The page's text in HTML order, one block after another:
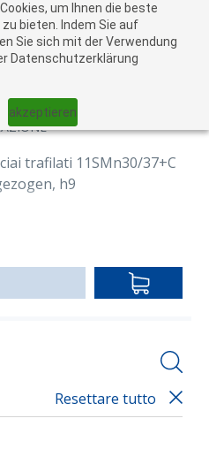
um Ihnen die beste
bieten. Indem Sie auf
Sie sich mit der Verwendung
Datenschutzerklärung
akzeptieren
trafilati 11SMn30/37+C
h9
h9
IN
Resettare tutto